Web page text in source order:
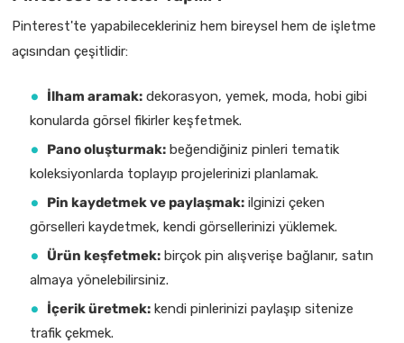
Pinterest'te yapabilecekleriniz hem bireysel hem de işletme
açısından çeşitlidir:
İlham aramak: dekorasyon, yemek, moda, hobi gibi
konularda görsel fikirler keşfetmek.
Pano oluşturmak: beğendiğiniz pinleri tematik
koleksiyonlarda toplayıp projelerinizi planlamak.
Pin kaydetmek ve paylaşmak: ilginizi çeken
görselleri kaydetmek, kendi görsellerinizi yüklemek.
Ürün keşfetmek: birçok pin alışverişe bağlanır, satın
almaya yönelebilirsiniz.
İçerik üretmek: kendi pinlerinizi paylaşıp sitenize
trafik çekmek.